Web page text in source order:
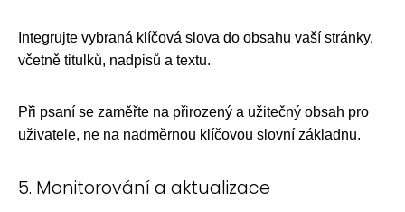
Integrujte vybraná klíčová slova do obsahu vaší stránky,
včetně titulků, nadpisů a textu.
Při psaní se zaměřte na přirozený a užitečný obsah pro
uživatele, ne na nadměrnou klíčovou slovní základnu.
5. Monitorování a aktualizace